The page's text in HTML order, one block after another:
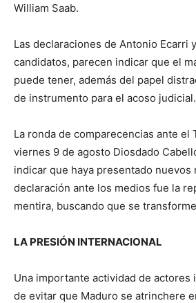
William Saab.
Las declaraciones de Antonio Ecarri
candidatos, parecen indicar que el
puede tener, además del papel
de instrumento para el acoso judicial.
La ronda de comparecencias ante el
viernes 9 de agosto Diosdado
indicar que haya presentado nuevos
declaración ante los medios fue la
mentira, buscando que se
LA PRESIÓN INTERNACIONAL
Una importante actividad de actores
de evitar que Maduro se atrinchere